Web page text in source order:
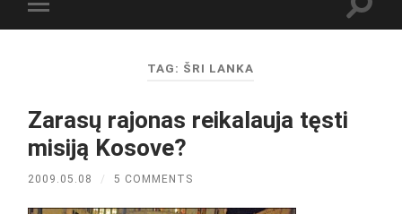
Toggle
mobile
TAG: ŠRI LANKA
Zarasų rajonas reikalauja tęsti
misiją Kosove?
2009.05.08 / 5 COMMENTS